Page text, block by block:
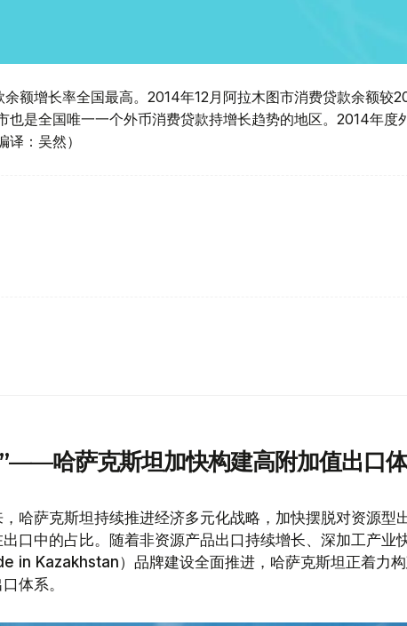
额增长率全国最高。2014年12月阿拉木图市消费贷款余额较
也是全国唯一一个外币消费贷款持增长趋势的地区。2014年度
：吴然）
”——哈萨克斯坦加快构建高附加值出口
，哈萨克斯坦持续推进经济多元化战略，加快摆脱对资源型
口中的占比。随着非资源产品出口持续增长、深加工产业
in Kazakhstan）品牌建设全面推进，哈萨克斯坦正着力
体系。